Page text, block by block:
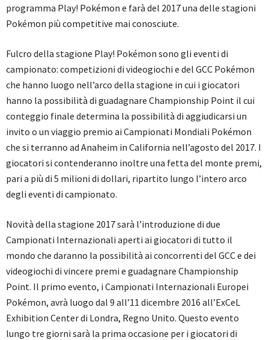
programma Play! Pokémon e farà del 2017 una delle stagioni
Pokémon più competitive mai conosciute.
Fulcro della stagione Play! Pokémon sono gli eventi di
campionato: competizioni di videogiochi e del GCC Pokémon
che hanno luogo nell’arco della stagione in cui i giocatori
hanno la possibilità di guadagnare Championship Point il cui
conteggio finale determina la possibilità di aggiudicarsi un
invito o un viaggio premio ai Campionati Mondiali Pokémon
che si terranno ad Anaheim in California nell’agosto del 2017. I
giocatori si contenderanno inoltre una fetta del monte premi,
pari a più di 5 milioni di dollari, ripartito lungo l’intero arco
degli eventi di campionato.
Novità della stagione 2017 sarà l’introduzione di due
Campionati Internazionali aperti ai giocatori di tutto il
mondo che daranno la possibilità ai concorrenti del GCC e dei
videogiochi di vincere premi e guadagnare Championship
Point. Il primo evento, i Campionati Internazionali Europei
Pokémon, avrà luogo dal 9 all’11 dicembre 2016 all’ExCeL
Exhibition Center di Londra, Regno Unito. Questo evento
lungo tre giorni sarà la prima occasione per i giocatori di